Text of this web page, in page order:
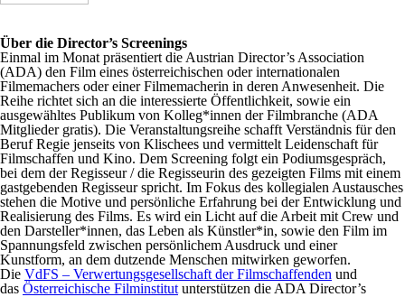
Über die Director’s Screenings
Einmal im Monat präsentiert die Austrian Director’s Association
(ADA) den Film eines österreichischen oder internationalen
Filmemachers oder einer Filmemacherin in deren Anwesenheit. Die
Reihe richtet sich an die interessierte Öffentlichkeit, sowie ein
ausgewähltes Publikum von Kolleg*innen der Filmbranche (ADA
Mitglieder gratis). Die Veranstaltungsreihe schafft Verständnis für den
Beruf Regie jenseits von Klischees und vermittelt Leidenschaft für
Filmschaffen und Kino. Dem Screening folgt ein Podiumsgespräch,
bei dem der Regisseur / die Regisseurin des gezeigten Films mit einem
gastgebenden Regisseur spricht. Im Fokus des kollegialen Austausches
stehen die Motive und persönliche Erfahrung bei der Entwicklung und
Realisierung des Films. Es wird ein Licht auf die Arbeit mit Crew und
den Darsteller*innen, das Leben als Künstler*in, sowie den Film im
Spannungsfeld zwischen persönlichem Ausdruck und einer
Kunstform, an dem dutzende Menschen mitwirken geworfen.
Die VdFS – Verwertungsgesellschaft der Filmschaffenden und
das Österreichische Filminstitut unterstützen die ADA Director’s